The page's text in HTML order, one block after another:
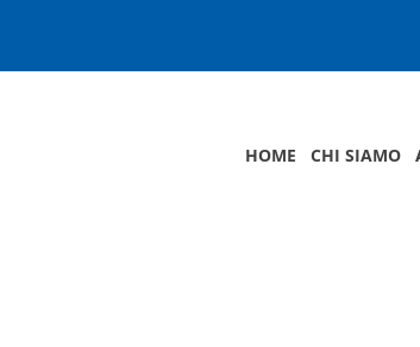
HOME CHI SIAMO